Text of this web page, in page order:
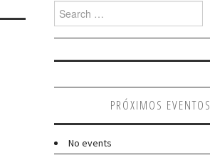
Search
for:
PRÓXIMOS EVENTOS
No events